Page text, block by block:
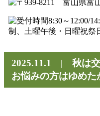
2025.11.1 | 秋は
お悩みの方はゆめた